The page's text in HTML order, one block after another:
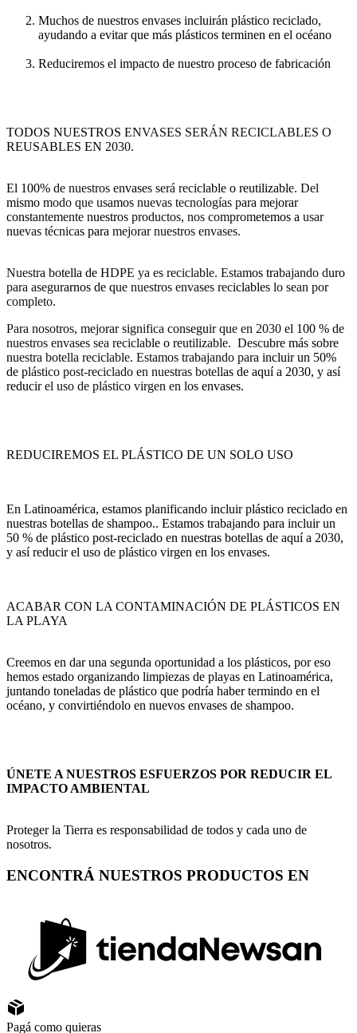
Muchos de nuestros envases incluirán plástico reciclado,
ayudando a evitar que más plásticos terminen en el océano
Reduciremos el impacto de nuestro proceso de fabricación
TODOS NUESTROS ENVASES SERÁN RECICLABLES O
REUSABLES EN 2030.
El 100% de nuestros envases será reciclable o reutilizable. Del
mismo modo que usamos nuevas tecnologías para mejorar
constantemente nuestros productos, nos comprometemos a usar
nuevas técnicas para mejorar nuestros envases.
Nuestra botella de HDPE ya es reciclable. Estamos trabajando duro
para asegurarnos de que nuestros envases reciclables lo sean por
completo.
Para nosotros, mejorar significa conseguir que en 2030 el 100 % de
nuestros envases sea reciclable o reutilizable. Descubre más sobre
nuestra botella reciclable. Estamos trabajando para incluir un 50%
de plástico post-reciclado en nuestras botellas de aquí a 2030, y así
reducir el uso de plástico virgen en los envases.
REDUCIREMOS EL PLÁSTICO DE UN SOLO USO
En Latinoamérica, estamos planificando incluir plástico reciclado en
nuestras botellas de shampoo.. Estamos trabajando para incluir un
50 % de plástico post-reciclado en nuestras botellas de aquí a 2030,
y así reducir el uso de plástico virgen en los envases.
ACABAR CON LA CONTAMINACIÓN DE PLÁSTICOS EN
LA PLAYA
Creemos en dar una segunda oportunidad a los plásticos, por eso
hemos estado organizando limpiezas de playas en Latinoamérica,
juntando toneladas de plástico que podría haber termindo en el
océano, y convirtiéndolo en nuevos envases de shampoo.
ÚNETE A NUESTROS ESFUERZOS POR REDUCIR EL
IMPACTO AMBIENTAL
Proteger la Tierra es responsabilidad de todos y cada uno de
nosotros.
ENCONTRÁ NUESTROS PRODUCTOS EN
Pagá como quieras